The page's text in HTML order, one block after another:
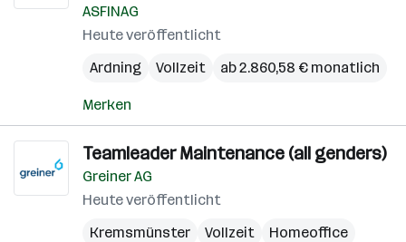
ASFINAG
Heute veröffentlicht
Ardning
Vollzeit ab 2.860,58 € monatlich
Merken
Teamleader Maintenance (all genders)
Greiner AG
Heute veröffentlicht
Kremsmünster
Vollzeit
Homeoffice